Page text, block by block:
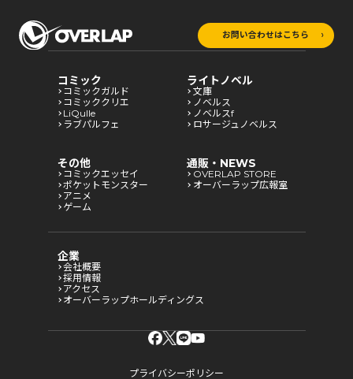
お問い合わせはこちら
コミック
コミックガルド
コミッククリエ
LiQulle
ラブパルフェ
ライトノベル
文庫
ノベルス
ノベルスf
ロサージュノベルス
その他
コミックエッセイ
ポケットモンスター
アニメ
ゲーム
通販・NEWS
OVERLAP STORE
オーバーラップ広報室
企業
会社概要
採用情報
アクセス
オーバーラップホールディングス
プライバシーポリシー